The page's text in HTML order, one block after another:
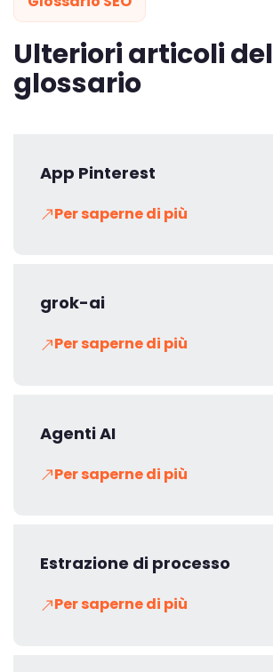
Ulteriori articoli del
glossario
App Pinterest
Per saperne di più
grok-ai
Per saperne di più
Agenti AI
Per saperne di più
Estrazione di processo
Per saperne di più